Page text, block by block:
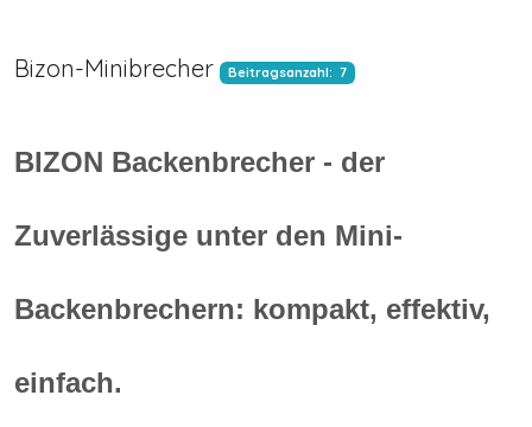
Bizon-Minibrecher Beitragsanzahl: 7
BIZON Backenbrecher - der
Zuverlässige unter den Mini-
Backenbrechern: kompakt, effektiv,
einfach.